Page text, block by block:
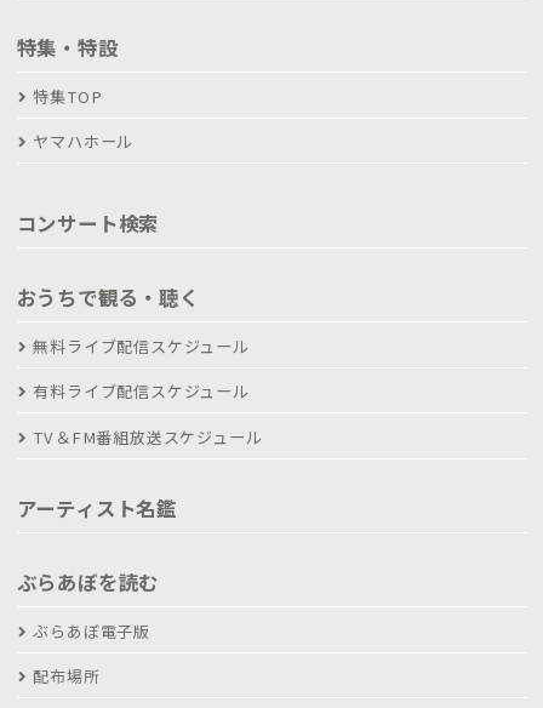
特集・特設
特集TOP
ヤマハホール
コンサート検索
おうちで観る・聴く
無料ライブ配信スケジュール
有料ライブ配信スケジュール
TV＆FM番組放送スケジュール
アーティスト名鑑
ぶらあぼを読む
ぶらあぼ電子版
配布場所